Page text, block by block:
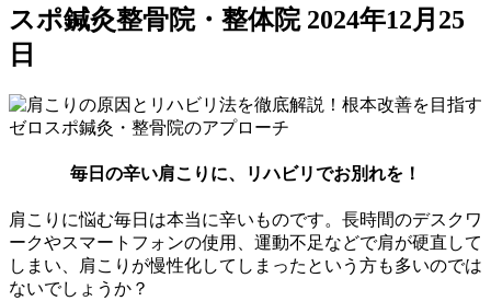
スポ鍼灸整骨院・整体院 2024年12月25
日
毎日の辛い肩こりに、リハビリでお別れを！
肩こりに悩む毎日は本当に辛いものです。長時間のデスクワ
ークやスマートフォンの使用、運動不足などで肩が硬直して
しまい、肩こりが慢性化してしまったという方も多いのでは
ないでしょうか？